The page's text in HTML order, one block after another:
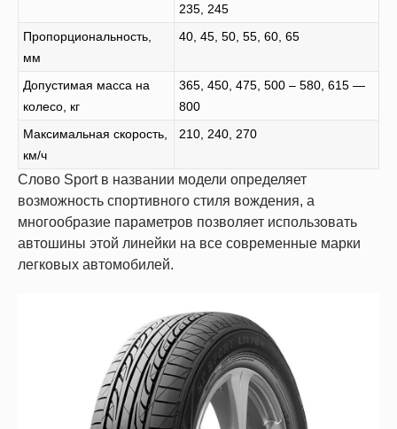
235, 245
Пропорциональность,
мм
40, 45, 50, 55, 60, 65
Допустимая масса на
колесо, кг
365, 450, 475, 500 – 580, 615 —
800
Максимальная скорость,
км/ч
210, 240, 270
Слово Sport в названии модели определяет
возможность спортивного стиля вождения, а
многообразие параметров позволяет использовать
автошины этой линейки на все современные марки
легковых автомобилей.